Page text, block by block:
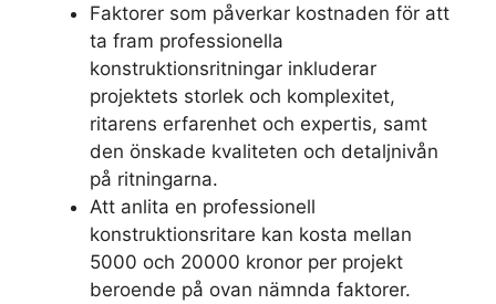
Faktorer som påverkar kostnaden för att
ta fram professionella
konstruktionsritningar inkluderar
projektets storlek och komplexitet,
ritarens erfarenhet och expertis, samt
den önskade kvaliteten och detaljnivån
på ritningarna.
Att anlita en professionell
konstruktionsritare kan kosta mellan
5000 och 20000 kronor per projekt
beroende på ovan nämnda faktorer.